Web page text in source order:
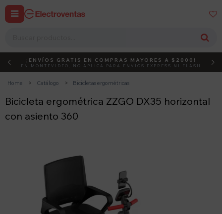
 
DEBUT ACTIVÁ EL CÓDIGO
¡ENVÍOS GRATIS EN COMPRAS MAYORES A $2000!
EN MONTEVIDEO, NO APLICA PARA ENVÍOS EXPRESS NI FLASH
Home Catálogo Bicicletas ergométricas
Bicicleta ergométrica ZZGO DX35 horizontal
con asiento 360